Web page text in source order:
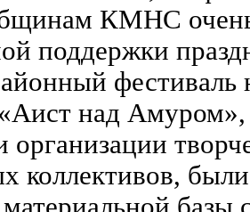
КМНС
поддержки
фестиваль
над
коллективов,